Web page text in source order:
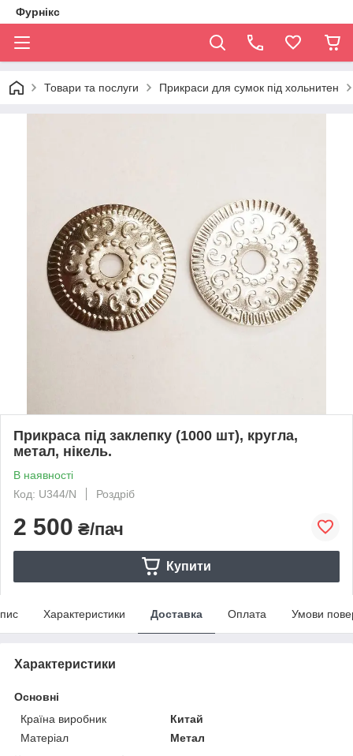
Фурнікс
Товари та послуги Прикраси для сумок під хольнитен
Прикраса під заклепку (1000 шт), кругла,
метал, нікель.
В наявності
Код: U344/N
Роздріб
2 500 ₴/пач
Купити
Характеристики Доставка Оплата Умови
Характеристики
Основні
Країна виробник
Китай
Матеріал
Метал